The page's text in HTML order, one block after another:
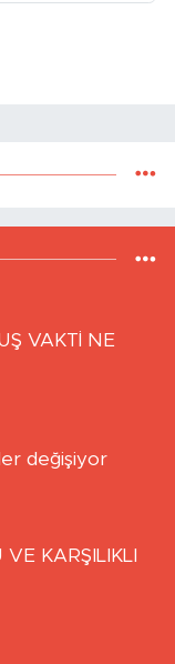
VAKTİ NE
değişiyor
KARŞILIKLI